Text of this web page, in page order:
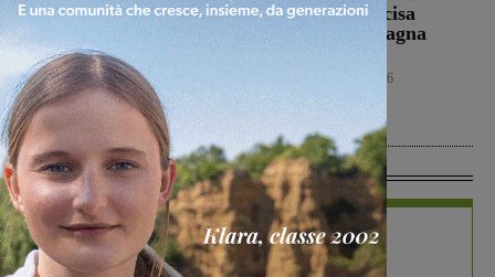
violenza contro gli
animali: a Montalto
gatto colpito da pallini.
Enpa: “Atto
ingiustificabile”
Cronaca 5 Agosto 2026
l’Ideal Club Incisa
chiude la campagna
acquisti
5 Agosto 2026
In Vetrina